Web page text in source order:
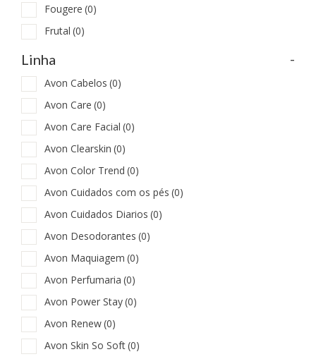
Fougere (0)
Frutal (0)
Linha -
Avon Cabelos (0)
Avon Care (0)
Avon Care Facial (0)
Avon Clearskin (0)
Avon Color Trend (0)
Avon Cuidados com os pés (0)
Avon Cuidados Diarios (0)
Avon Desodorantes (0)
Avon Maquiagem (0)
Avon Perfumaria (0)
Avon Power Stay(0)
Avon Renew(0)
Avon Skin So Soft(0)